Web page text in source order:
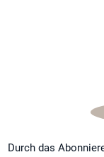
Durch das